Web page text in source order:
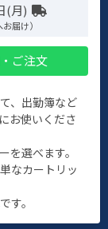
(月)
届け）
ご注文
、出勤簿など
お使いくださ
を選べます。
なカートリッ
す。